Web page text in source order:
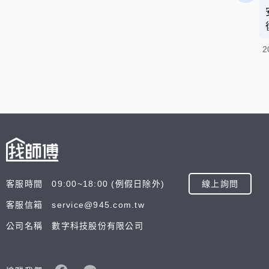
客服時間 09:00~18:00 (例假日除外) 線上詢問
客服信箱 service@945.com.tw
公司名稱 數字科技股份有限公司